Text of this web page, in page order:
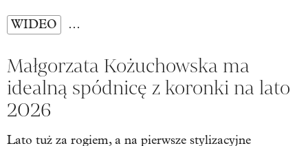
WIDEO …
Małgorzata Kożuchowska ma
idealną spódnicę z koronki na lato
2026
Lato tuż za rogiem, a na pierwsze stylizacyjne